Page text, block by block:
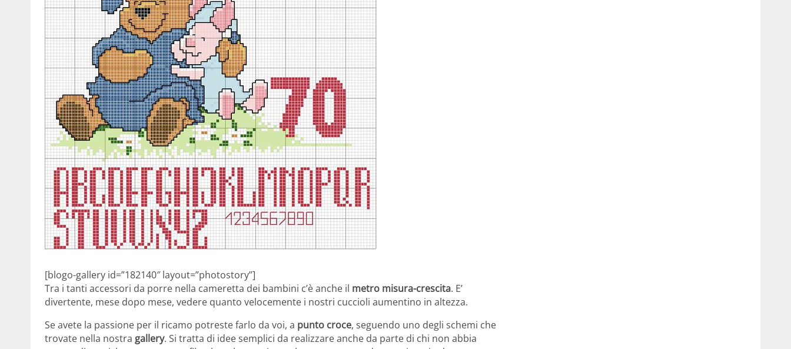
[blogo-gallery id=”182140″ layout=”photostory”]
Tra i tanti accessori da porre nella cameretta dei bambini c’è anche il metro misura-crescita. E’
divertente, mese dopo mese, vedere quanto velocemente i nostri cuccioli aumentino in altezza.
Se avete la passione per il ricamo potreste farlo da voi, a punto croce, seguendo uno degli schemi che
trovate nella nostra gallery. Si tratta di idee semplici da realizzare anche da parte di chi non abbia